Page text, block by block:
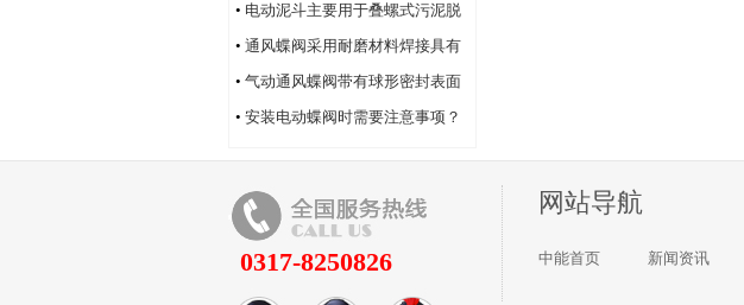
成
• 电动泥斗主要用于叠螺式污泥脱
水机
• 通风蝶阀采用耐磨材料焊接具有
耐磨性好的特点
• 气动通风蝶阀带有球形密封表面
的衬氟塑料
• 安装电动蝶阀时需要注意事项？
0317-8250826
网站导航
中能首页 新闻资讯